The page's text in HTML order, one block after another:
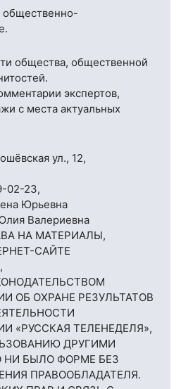
общественно-
общества, общественной
экспертов,
с места актуальных
ул., 12,
02-23,
Юрьевна
Валериевна
НА МАТЕРИАЛЫ,
САЙТЕ
,
ОБ ОХРАНЕ РЕЗУЛЬТАТОВ
«РУССКАЯ ТЕЛЕНЕДЕЛЯ»,
ДРУГИМИ
БЫЛО ФОРМЕ БЕЗ
ПРАВООБЛАДАТЕЛЯ.